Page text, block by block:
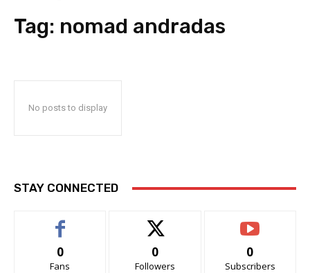
Tag: nomad andradas
No posts to display
STAY CONNECTED
0
Fans
0
Followers
0
Subscribers